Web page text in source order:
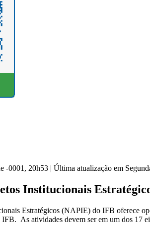
-0001, 20h53 | Última atualização em
Institucionais
Estratégicos (NAPIE) do IFB oferece
As atividades devem ser em um dos 17